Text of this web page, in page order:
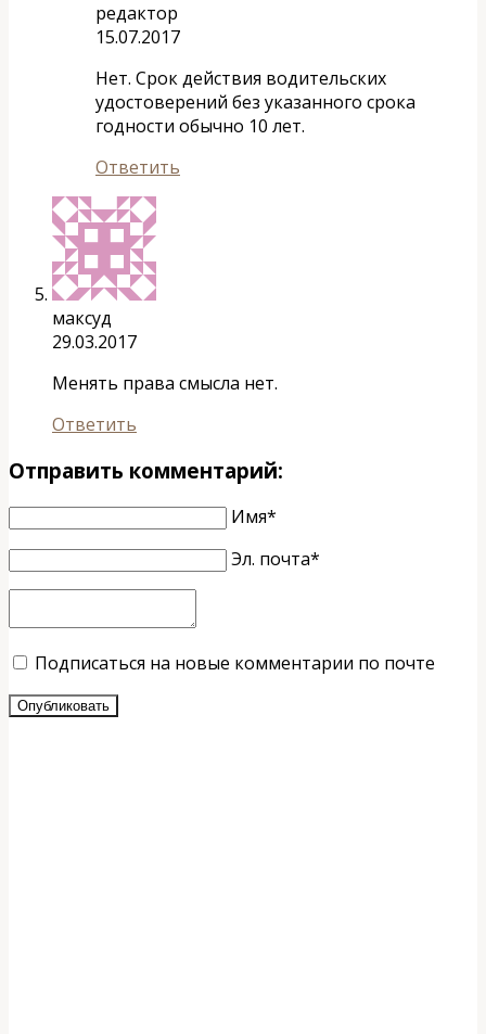
редактор
15.07.2017
Нет. Срок действия водительских
удостоверений без указанного срока
годности обычно 10 лет.
Ответить
максуд
29.03.2017
Менять права смысла нет.
Ответить
Отправить комментарий:
Имя*
Эл. почта*
Подписаться на новые комментарии по почте
Опубликовать